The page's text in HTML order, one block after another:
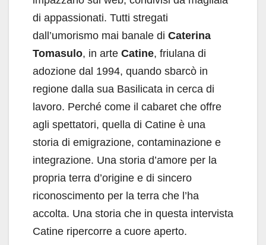
di appassionati. Tutti stregati
dall’umorismo mai banale di Caterina
Tomasulo, in arte Catine, friulana di
adozione dal 1994, quando sbarcò in
regione dalla sua Basilicata in cerca di
lavoro. Perché come il cabaret che offre
agli spettatori, quella di Catine è una
storia di emigrazione, contaminazione e
integrazione. Una storia d’amore per la
propria terra d’origine e di sincero
riconoscimento per la terra che l’ha
accolta. Una storia che in questa intervista
Catine ripercorre a cuore aperto.